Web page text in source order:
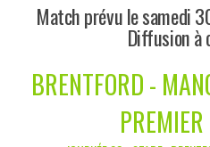
Match prévu le samedi
Diffusion à
BRENTFORD -